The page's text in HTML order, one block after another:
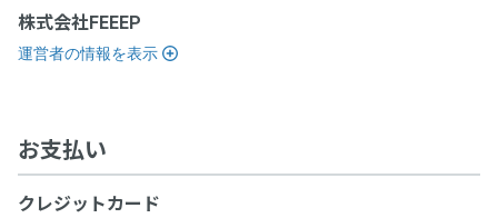
株式会社FEEEP
運営者の情報を表示
お支払い
クレジットカード
・チェックインの手続きが完了し、運営ホストとの間でドロ
ップイン契約が成立した場合は、原則としてキャンセルでき
ません。ドロップインを終了するためには、チェックアウト
約及びワークスペース約款をご覧ください。
「空箱byGMO」にお問い合わせ次第、遅延なく提供します。
電話番号